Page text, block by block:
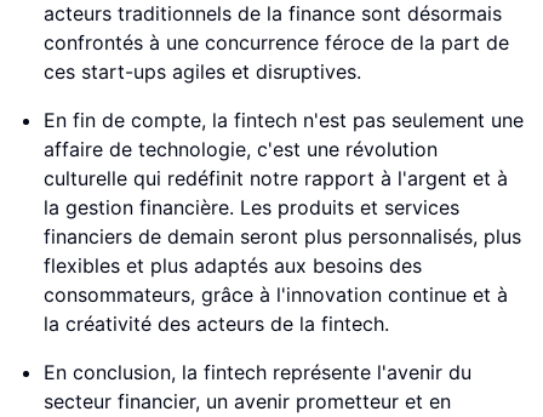
acteurs traditionnels de la finance sont désormais
confrontés à une concurrence féroce de la part de
ces start-ups agiles et disruptives.
En fin de compte, la fintech n'est pas seulement une
affaire de technologie, c'est une révolution
culturelle qui redéfinit notre rapport à l'argent et à
la gestion financière. Les produits et services
financiers de demain seront plus personnalisés, plus
flexibles et plus adaptés aux besoins des
consommateurs, grâce à l'innovation continue et à
la créativité des acteurs de la fintech.
En conclusion, la fintech représente l'avenir du
secteur financier, un avenir prometteur et en